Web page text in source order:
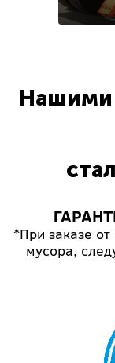
Нашими
*При заказе
мусора,